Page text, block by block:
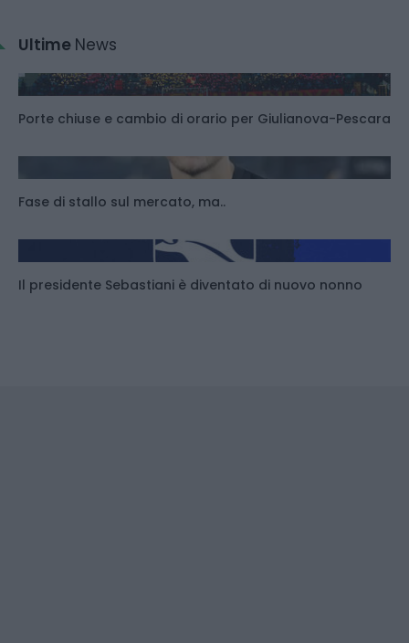
Ultime News
Porte chiuse e cambio di orario per Giulianova-Pescara
Fase di stallo sul mercato, ma..
Il presidente Sebastiani è diventato di nuovo nonno